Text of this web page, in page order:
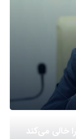
خالی می‌کند